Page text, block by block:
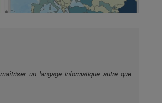
un langage informatique autre que